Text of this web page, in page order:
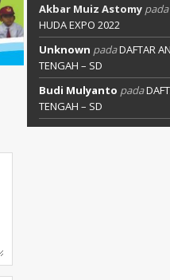
Akbar Muiz Astomypada
HUDA EXPO 2022
Unknown padaDAFTAR
TENGAH – SD
Budi Mulyanto pada
TENGAH – SD